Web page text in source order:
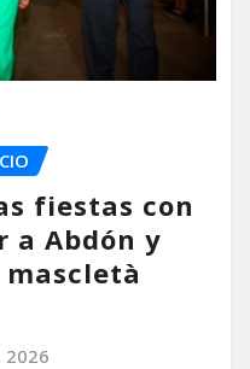
fiestas con
a Abdón y
2026